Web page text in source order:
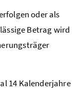
oder als
Betrag wird
14 Kalenderjahre